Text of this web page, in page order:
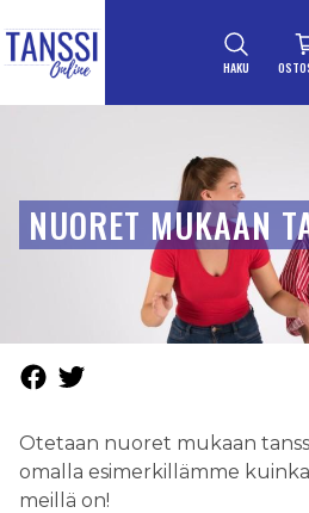
HAKU
NUORET MUKAAN
Otetaan nuoret mukaan
omalla esimerkillämme
meillä on!